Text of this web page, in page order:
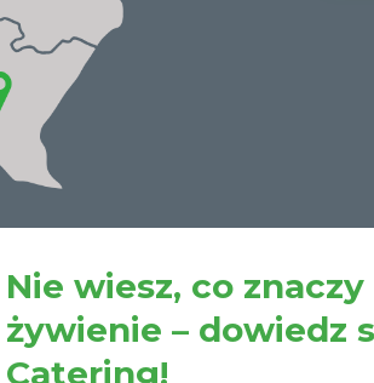
Nie wiesz, co
żywienie – dowiedz
Catering!